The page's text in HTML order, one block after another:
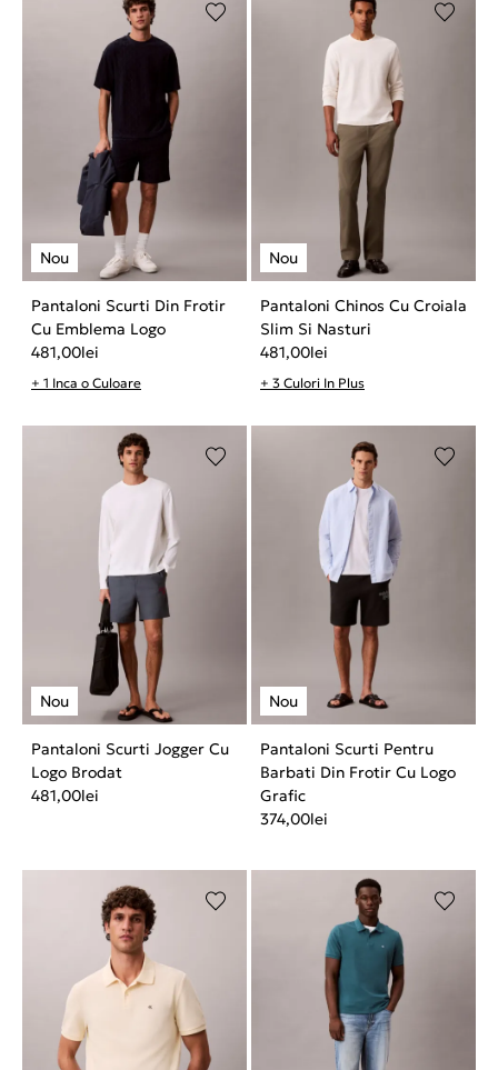
Pantaloni Scurti Din Frotir
Cu Emblema Logo
481,00lei
+ 1 Inca o Culoare
Pantaloni Chinos Cu Croiala
Slim Si Nasturi
481,00lei
+ 3 Culori In Plus
Pantaloni Scurti Jogger Cu
Logo Brodat
481,00lei
Pantaloni Scurti Pentru
Barbati Din Frotir Cu Logo
Grafic
374,00lei